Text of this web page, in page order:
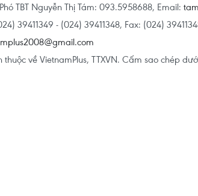
TBT Nguyễn Thị Tám: 093.5958688, Email:
39411349 - (024) 39411348, Fax: (024)
về VietnamPlus, TTXVN. Cấm sao chép